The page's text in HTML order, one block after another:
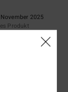
2025
Produkt